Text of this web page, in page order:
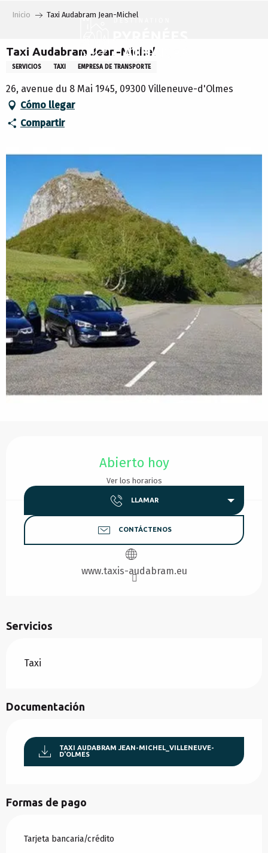
principal
Inicio Taxi Audabram Jean-Michel
Taxi Audabram Jean-Michel
SERVICIOS TAXI EMPRESA DE TRANSPORTE
26, avenue du 8 Mai 1945, 09300 Villeneuve-d'Olmes
Cómo llegar
Compartir
Abierto hoy
Ver los horarios
LLAMAR
CONTÁCTENOS
www.taxis-audabram.eu
Servicios
Taxi
Documentación
TAXI AUDABRAM JEAN-MICHEL_VILLENEUVE-
D'OLMES
Formas de pago
Tarjeta bancaria/crédito